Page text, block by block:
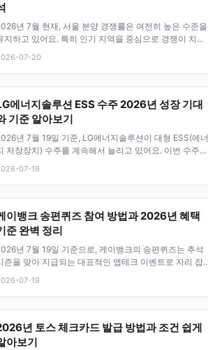
년 7월 현재, 서울 분양 경쟁률은 여전히 높은 수준을
지하고 있어요. 특히 인기 지역을 중심으로 경쟁이 치열
07-20
에너지솔루션 ESS 수주 2026년 성장 기대
기준 알아보기
년 7월 19일 기준, LG에너지솔루션이 대형 ESS(에너
저장장치) 수주를 계속해서 늘리고 있어요. 이번 수주는
07-19
이뱅크 송편퀴즈 참여 방법과 2026년 혜택
준 완벽 정리
년 7월 19일 기준으로, 케이뱅크의 송편퀴즈는 추석
즌을 맞아 지급되는 대표적인 앱테크 이벤트로 자리 잡
07-19
년 토스 체크카드 발급 방법과 조건 쉽게
아보기